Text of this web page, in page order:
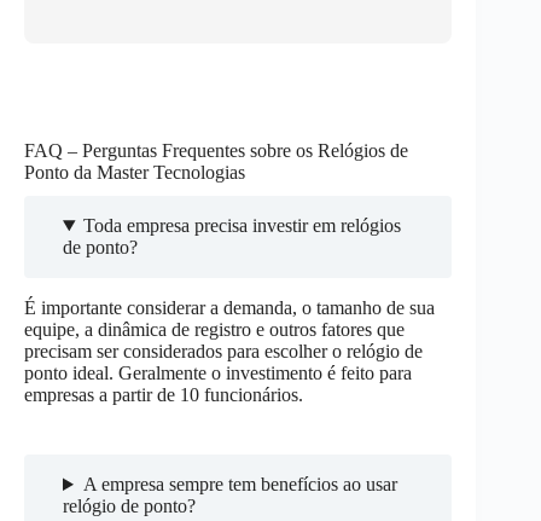
FAQ – Perguntas Frequentes sobre os Relógios de
Ponto da Master Tecnologias
Toda empresa precisa investir em relógios
de ponto?
É importante considerar a demanda, o tamanho de sua
equipe, a dinâmica de registro e outros fatores que
precisam ser considerados para escolher o relógio de
ponto ideal. Geralmente o investimento é feito para
empresas a partir de 10 funcionários.
A empresa sempre tem benefícios ao usar
relógio de ponto?